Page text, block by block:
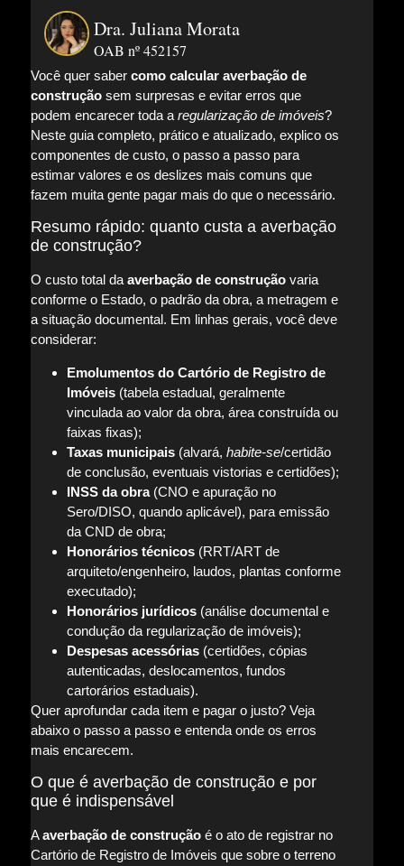
Dra. Juliana Morata
OAB nº 452157
Você quer saber como calcular averbação de
construçãosem surpresas e evitar erros que
podem encarecer toda a regularização de imóveis?
Neste guia completo, prático e atualizado, explico os
componentes de custo, o passo a passo para
estimar valores e os deslizes mais comuns que
fazem muita gente pagar mais do que o necessário.
Resumo rápido: quanto custa a averbação
de construção?
O custo total daaverbação de construçãovaria
conforme o Estado, o padrão da obra, a metragem e
a situação documental. Em linhas gerais, você deve
considerar:
Emolumentos do Cartório de Registro de
Imóveis(tabela estadual, geralmente
vinculada ao valor da obra, área construída ou
faixas fixas);
Taxas municipais(alvará, habite-se/certidão
de conclusão, eventuais vistorias e certidões);
INSS da obra(CNO e apuração no
Sero/DISO, quando aplicável), para emissão
da CND de obra;
Honorários técnicos(RRT/ART de
arquiteto/engenheiro, laudos, plantas conforme
executado);
Honorários jurídicos(análise documental e
condução da regularização de imóveis);
Despesas acessórias(certidões, cópias
autenticadas, deslocamentos, fundos
cartorários estaduais).
Quer aprofundar cada item e pagar o justo? Veja
abaixo o passo a passo e entenda onde os erros
mais encarecem.
O que é averbação de construção e por
que é indispensável
Aaverbação de construçãoé o ato de registrar no
Cartório de Registro de Imóveis que sobre o terreno